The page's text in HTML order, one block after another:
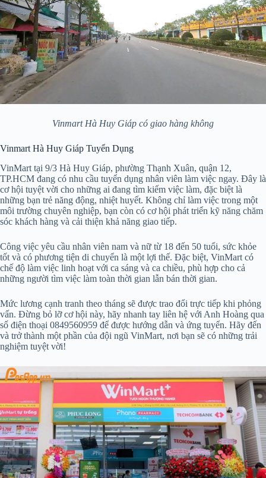
Vinmart Hà Huy Giáp có giao hàng không
Vinmart Hà Huy Giáp Tuyển Dụng
VinMart tại 9/3 Hà Huy Giáp, phường Thạnh Xuân, quận 12,
TP.HCM đang có nhu cầu tuyển dụng nhân viên làm việc ngay. Đây là
cơ hội tuyệt vời cho những ai đang tìm kiếm việc làm, đặc biệt là
những bạn trẻ năng động, nhiệt huyết. Không chỉ làm việc trong một
môi trường chuyên nghiệp, bạn còn có cơ hội phát triển kỹ năng chăm
sóc khách hàng và cải thiện khả năng giao tiếp.
Công việc yêu cầu nhân viên nam và nữ từ 18 đến 50 tuổi, sức khỏe
tốt và có phương tiện di chuyển là một lợi thế. Đặc biệt, VinMart có
chế độ làm việc linh hoạt với ca sáng và ca chiều, phù hợp cho cả
những người tìm việc làm toàn thời gian lẫn bán thời gian.
Mức lương cạnh tranh theo tháng sẽ được trao đổi trực tiếp khi phỏng
vấn. Đừng bỏ lỡ cơ hội này, hãy nhanh tay liên hệ với Anh Hoàng qua
số điện thoại 0849560959 để được hướng dẫn và ứng tuyển. Hãy đến
và trở thành một phần của đội ngũ VinMart, nơi bạn sẽ có những trải
nghiệm tuyệt vời!